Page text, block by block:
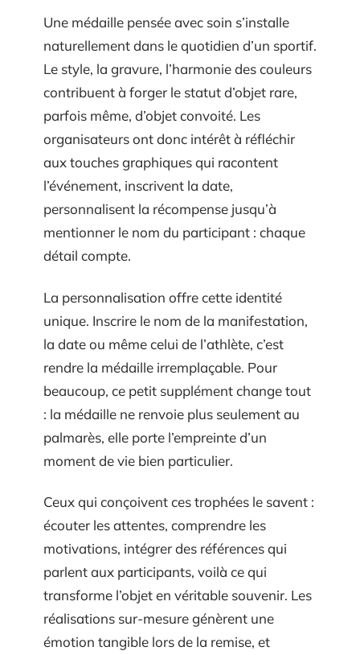
Une médaille pensée avec soin s’installe
naturellement dans le quotidien d’un sportif.
Le style, la gravure, l’harmonie des couleurs
contribuent à forger le statut d’objet rare,
parfois même, d’objet convoité. Les
organisateurs ont donc intérêt à réfléchir
aux touches graphiques qui racontent
l’événement, inscrivent la date,
personnalisent la récompense jusqu’à
mentionner le nom du participant : chaque
détail compte.
La personnalisation offre cette identité
unique. Inscrire le nom de la manifestation,
la date ou même celui de l’athlète, c’est
rendre la médaille irremplaçable. Pour
beaucoup, ce petit supplément change tout
: la médaille ne renvoie plus seulement au
palmarès, elle porte l’empreinte d’un
moment de vie bien particulier.
Ceux qui conçoivent ces trophées le savent :
écouter les attentes, comprendre les
motivations, intégrer des références qui
parlent aux participants, voilà ce qui
transforme l’objet en véritable souvenir. Les
réalisations sur-mesure génèrent une
émotion tangible lors de la remise, et